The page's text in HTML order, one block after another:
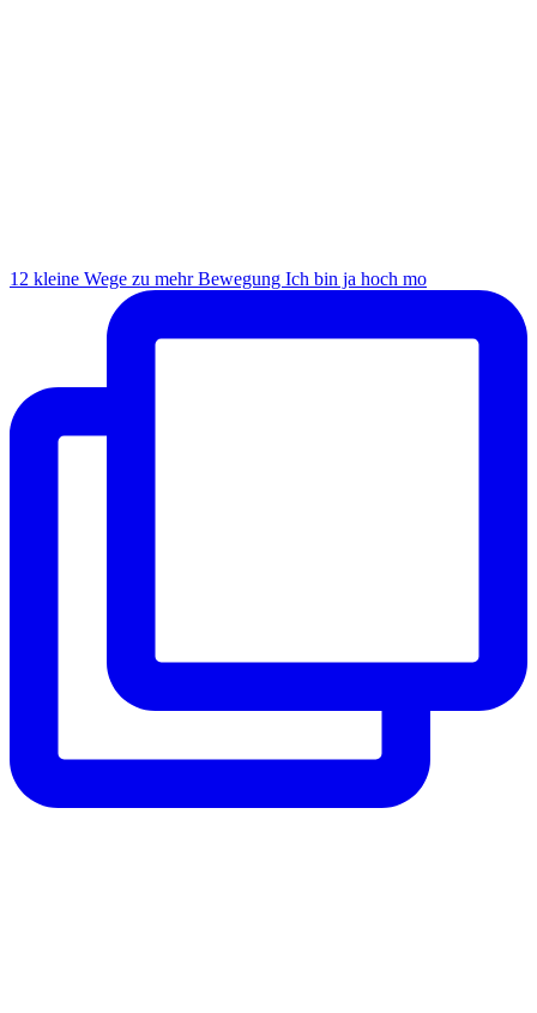
12 kleine Wege zu mehr Bewegung Ich bin ja hoch mo